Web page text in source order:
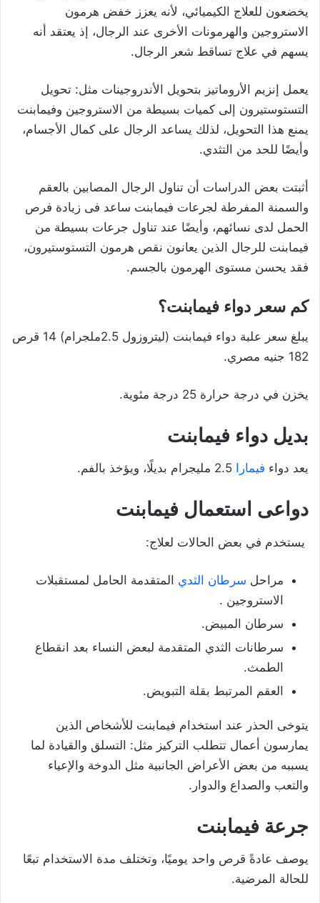
يخضعون للعلاج الكيميائي، لأنه يعزز خفض هرمون
الاستروجين والهرمونات الأخرى عند الرجال، إذ يعتقد أنه
يسهم في علاج تساقط شعر الرجال.
يعمل إنزيم الأروماتيز بتحويل الأندروجينات مثل: تحويل
التستوستيرون إلى كميات بسيطة من الاستروجين وفيمابنت
يمنع هذا التحويل، لذلك يساعد الرجال على كمال الأجسام،
وأيضًا للحد من التثدي.
أثبتت بعض الدراسات أن تناول الرجال المصابين بالعقم
والسمنة المفرطة لجرعات فيمابنت ساعد فى زيادة فرص
الحمل لدى نسائهم، وأيضًا عند تناول جرعات بسيطة من
فيمابنت للرجال الذين يعانون نقص هرمون التستوستيرون،
فقد يحسن مستوى الهرمون بالجسم.
كم سعر دواء فيمابنت؟
يبلغ سعر علبة دواء فيمابنت (ليتروزول 2.5ملجرام) 14 قرص
182 جنيه مصري.
يخزن في درجة حرارة 25 درجة مئوية.
بديل دواء فيمابنت
يعد دواء فيمارا
دواعى استعمال فيمابنت
يستخدم في بعض الحالات لعلاج:
مراحل سرطان الثدي المتقدمة الحامل لمستقبلات
الاستروجين .
سرطان المبيض.
سرطانات الثدي المتقدمة لبعض النساء بعد انقطاع
الطمث.
العقم المرتبط بقلة التبويض.
يتوخى الحذر عند استخدام فيمابنت للأشخاص الذين
يمارسون أعمال تتطلب التركيز مثل: التسلق والقيادة لما
يسببه من بعض الأعراض الجانبية مثل الدوخة والإعياء
والتعب والصداع والدوار.
جرعة فيمابنت
يوصف عادةً قرص واحد يوميًا، وتختلف مدة الاستخدام تبعًا
للحالة المرضية.